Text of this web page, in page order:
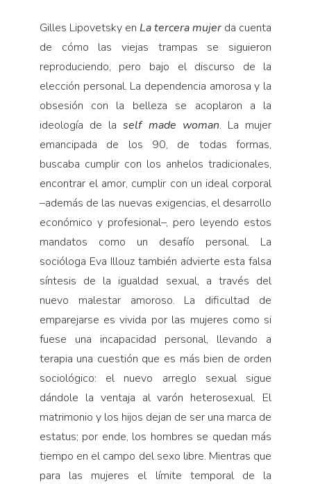
Gilles Lipovetsky en La tercera mujer da cuenta
de cómo las viejas trampas se siguieron
reproduciendo, pero bajo el discurso de la
elección personal. La dependencia amorosa y la
obsesión con la belleza se acoplaron a la
ideología de laself made woman. La mujer
emancipada de los 90, de todas formas,
buscaba cumplir con los anhelos tradicionales,
encontrar el amor, cumplir con un ideal corporal
–además de las nuevas exigencias, el desarrollo
económico y profesional–, pero leyendo estos
mandatos como un desafío personal. La
socióloga Eva Illouz también advierte esta falsa
síntesis de la igualdad sexual, a través del
nuevo malestar amoroso. La dificultad de
emparejarse es vivida por las mujeres como si
fuese una incapacidad personal, llevando a
terapia una cuestión que es más bien de orden
sociológico: el nuevo arreglo sexual sigue
dándole la ventaja al varón heterosexual. El
matrimonio y los hijos dejan de ser una marca de
estatus; por ende, los hombres se quedan más
tiempo en el campo del sexo libre. Mientras que
para las mujeres el límite temporal de la